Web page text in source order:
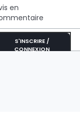
en
S'INSCRIRE /
CONNEXION